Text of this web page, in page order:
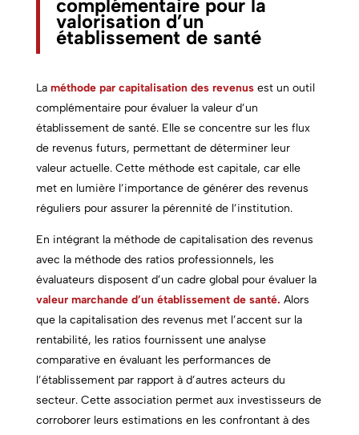
complémentaire pour la
valorisation d’un
établissement de santé
La méthode par capitalisation des revenusest un outil
complémentaire pour évaluer la valeur d’un
établissement de santé. Elle se concentre sur les flux
de revenus futurs, permettant de déterminer leur
valeur actuelle. Cette méthode est capitale, car elle
met en lumière l’importance de générer des revenus
réguliers pour assurer la pérennité de l’institution.
En intégrant la méthode de capitalisation des revenus
avec la méthode des ratios professionnels, les
évaluateurs disposent d’un cadre global pour évaluer la
valeur marchande d’un établissement de santé. Alors
que la capitalisation des revenus met l’accent sur la
rentabilité, les ratios fournissent une analyse
comparative en évaluant les performances de
l’établissement par rapport à d’autres acteurs du
secteur. Cette association permet aux investisseurs de
corroborer leurs estimations en les confrontant à des